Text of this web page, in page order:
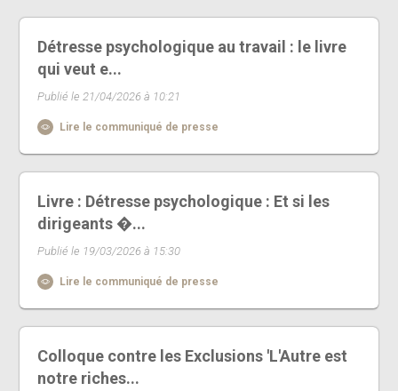
Détresse psychologique au travail : le livre
qui veut e...
Publié le 21/04/2026 à 10:21
Lire le communiqué de presse
Livre : Détresse psychologique : Et si les
dirigeants �...
Publié le 19/03/2026 à 15:30
Lire le communiqué de presse
Colloque contre les Exclusions 'L'Autre est
notre riches...